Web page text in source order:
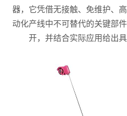
器，它凭借无接触、免维护、
动化产线中不可替代的关键部
开，并结合实际应用给出